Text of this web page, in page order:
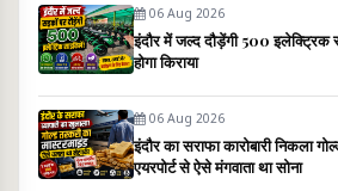
06 Aug 2026
इंदौर में जल्द दौड़ेंगी 500 इलेक्ट्रिक
होगा किराया
06 Aug 2026
इंदौर का सराफा कारोबारी निकला
एयरपोर्ट से ऐसे मंगवाता था सोना